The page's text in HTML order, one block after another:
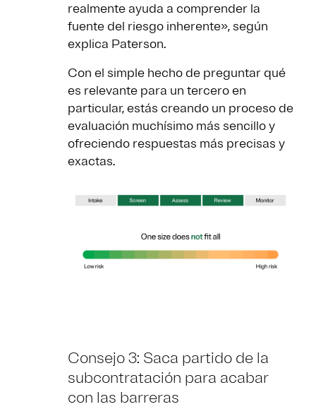
realmente ayuda a comprender la
fuente del riesgo inherente», según
explica Paterson.
Con el simple hecho de preguntar qué
es relevante para un tercero en
particular, estás creando un proceso de
evaluación muchísimo más sencillo y
ofreciendo respuestas más precisas y
exactas.
Consejo 3: Saca partido de la
subcontratación para acabar
con las barreras